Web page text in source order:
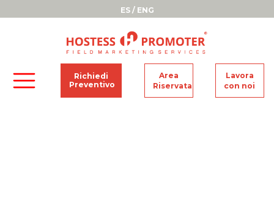
ES/ ENG
Richiedi
Preventivo
Area
Riservata
Lavora
con noi